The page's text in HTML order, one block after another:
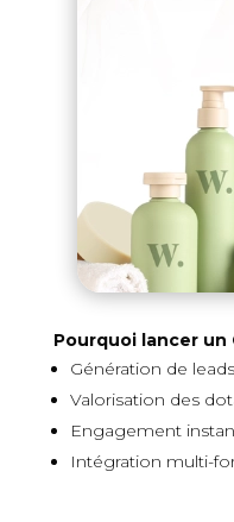
Pourquoi lancer un
Génération de leads
Valorisation des
Engagement
Intégration multi-